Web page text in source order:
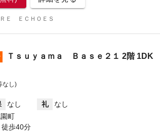
Ｅ ＥＣＨＯＥＳ
Ｔｓｕｙａｍａ Ｂａｓｅ２１ 2階 1DK
なし)
なし 礼
なし
町
徒歩40分